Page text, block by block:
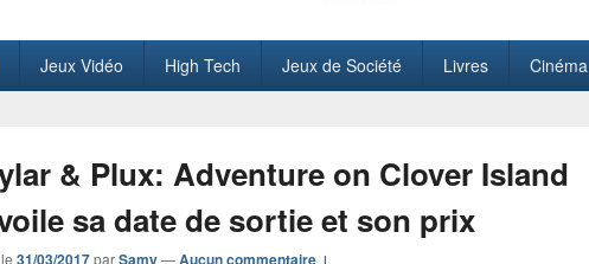
Jeux Vidéo High Tech Jeux de Société Livres Cinéma
& Plux: Adventure on Clover Island
sa date de sortie et son prix
31/03/2017parSamy—Aucun commentaire ↓